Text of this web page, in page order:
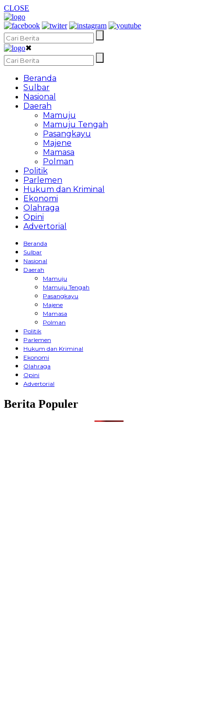
CLOSE
✖
Beranda
Sulbar
Nasional
Daerah
Mamuju
Mamuju Tengah
Pasangkayu
Majene
Mamasa
Polman
Politik
Parlemen
Hukum dan Kriminal
Ekonomi
Olahraga
Opini
Advertorial
Beranda
Sulbar
Nasional
Daerah
Mamuju
Mamuju Tengah
Pasangkayu
Majene
Mamasa
Polman
Politik
Parlemen
Hukum dan Kriminal
Ekonomi
Olahraga
Opini
Advertorial
Berita Populer